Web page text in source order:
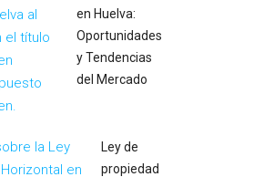
en Huelva:
Oportunidades
y Tendencias
del Mercado
Ley de
propiedad